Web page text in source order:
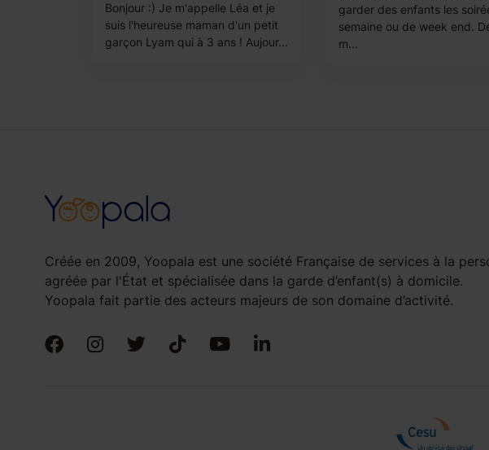
Bonjour :) Je m'appelle Léa et je
suis l'heureuse maman d'un petit
garçon Lyam qui à 3 ans ! Aujour...
garder des enfants les
semaine ou de week end.
m...
Créée en 2009, Yoopala est une société Française de services à la
agréée par l'État et spécialisée dans la garde d’enfant(s) à domicile.
Yoopala fait partie des acteurs majeurs de son domaine d’activité.